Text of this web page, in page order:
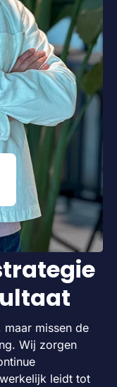
maar missen de
Wij zorgen
leidt tot